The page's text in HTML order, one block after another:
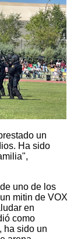
un
Ha sido
uno de los
mitin de VOX
en
como
ha sido un